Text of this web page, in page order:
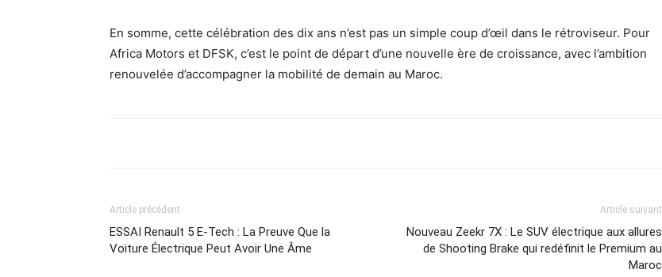
En somme, cette célébration des dix ans n’est pas un simple coup d’œil dans le rétroviseur. Pour
Africa Motors et DFSK, c’est le point de départ d’une nouvelle ère de croissance, avec l’ambition
renouvelée d’accompagner la mobilité de demain au Maroc.
Article précédent
ESSAI Renault 5 E-Tech : La Preuve Que la
Voiture Électrique Peut Avoir Une Âme
Article suivant
Nouveau Zeekr 7X : Le SUV électrique aux allures
de Shooting Brake qui redéfinit le Premium au
Maroc